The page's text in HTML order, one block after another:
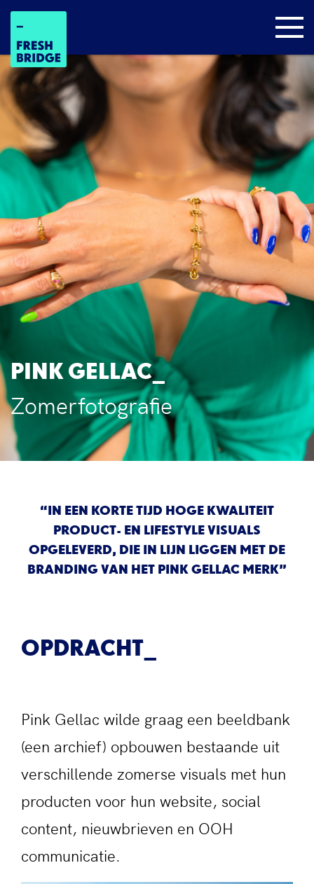
PINK GELLAC
Zomerfotografie
“IN EEN KORTE TIJD HOGE KWALITEIT
PRODUCT- EN LIFESTYLE VISUALS
OPGELEVERD, DIE IN LIJN LIGGEN MET DE
BRANDING VAN HET PINK GELLAC MERK”
OPDRACHT
Pink Gellac wilde graag een beeldbank
(een archief) opbouwen bestaande uit
verschillende zomerse visuals met hun
producten voor hun website, social
content, nieuwbrieven en OOH
communicatie.